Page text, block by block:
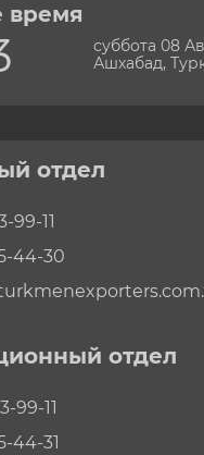
время
суббота 08
Ашхабад,
отдел
99-11
44-30
отдел
99-11
44-31